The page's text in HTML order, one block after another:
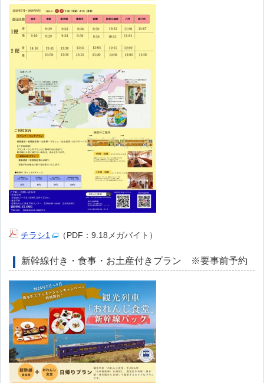
チラシ1 （PDF：9.18メガバイト）
新幹線付き・食事・お土産付きプラン ※要事前予約